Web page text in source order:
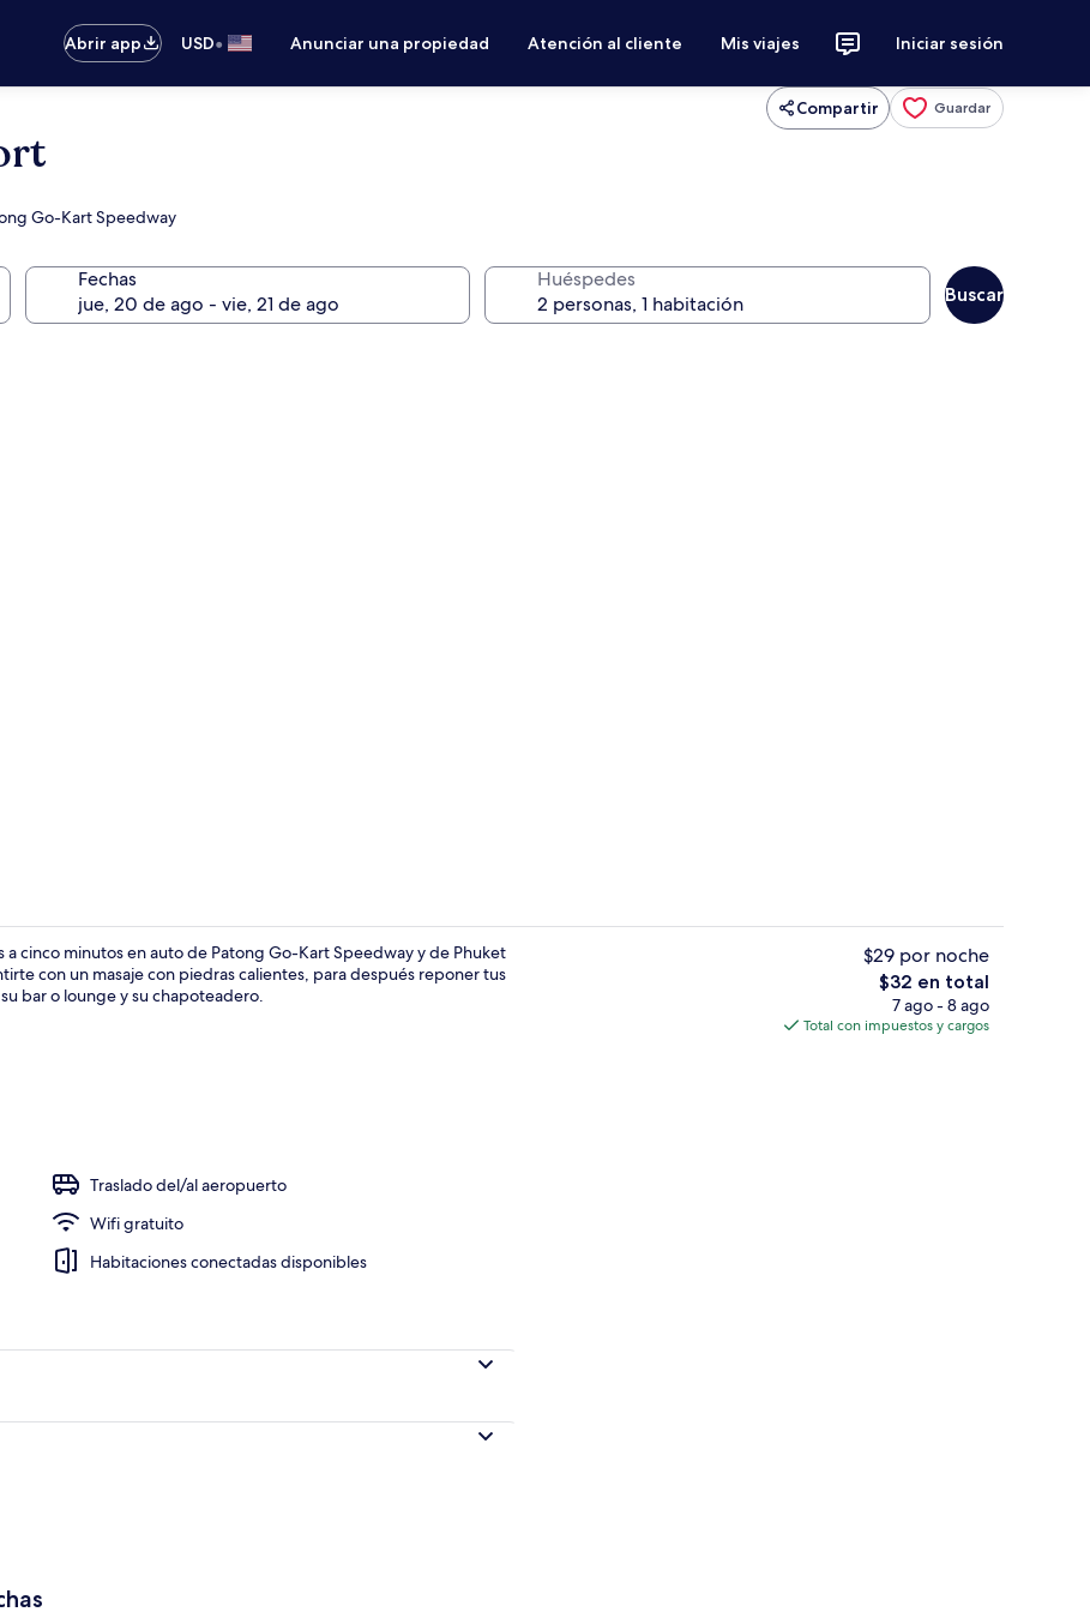
Abrir app
USD• Anunciar una propiedad Atención al cliente Mis viajes Iniciar sesión
Compartir Guardar
Go-Kart Speedway
Fechas Huéspedes
Buscar
Alberca al aire libre, sombrillas en la
cinco minutos en auto de Patong Go-Kart Speedway y de Phuket
con un masaje con piedras calientes, para después reponer tus
bar o lounge y su chapoteadero.
Traslado del/al aeropuerto
Wifi gratuito
Habitaciones conectadas disponibles
$29 por noche
El
precio
total
$32 en total
7 ago - 8 ago
Total con impuestos y cargos